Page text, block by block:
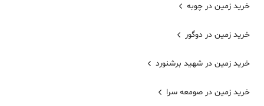
خرید زمین در چوبه
خرید زمین در دوگور
خرید زمین در شهید برشنورد
خرید زمین در صومعه سرا